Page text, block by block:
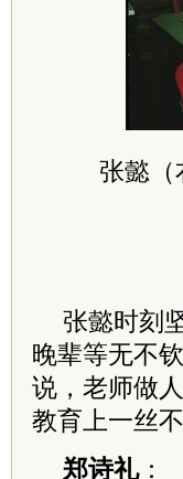
张懿（
张懿时刻
晚辈等无不
说，老师做
教育上一丝
郑诗礼：